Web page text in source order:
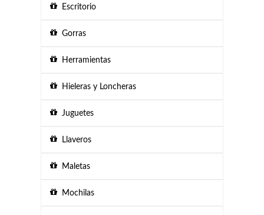
Escritorio
Gorras
Herramientas
Hieleras y Loncheras
Juguetes
Llaveros
Maletas
Mochilas